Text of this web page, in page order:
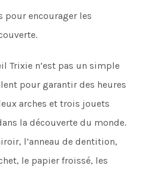
pour encourager les
Trixie n’est pas un simple
pour garantir des heures
arches et trois jouets
la découverte du monde.
l’anneau de dentition,
le papier froissé, les